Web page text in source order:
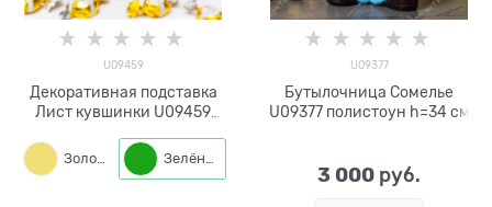
U09459
Декоративная подставка
Лист кувшинки U09459
Золото Зелёный
U09377
Бутылочница Сомелье
U09377 полистоун h=34 см
3 000 руб.